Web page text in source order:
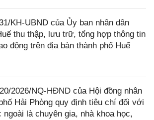
KH-UBND của Ủy ban nhân dân
thu thập, lưu trữ, tổng hợp thông tin
động trên địa bàn thành phố Huế
2026/NQ-HĐND của Hội đồng nhân
Hải Phòng quy định tiêu chí đối với
là chuyên gia, nhà khoa học,